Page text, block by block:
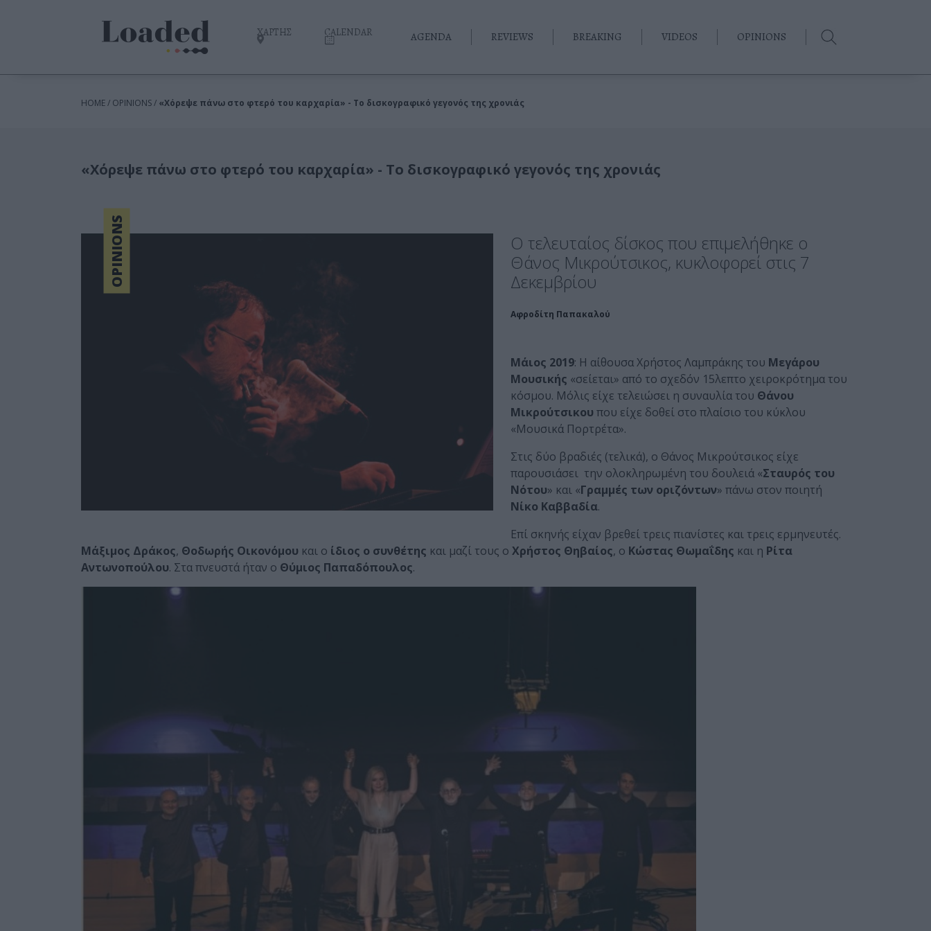
ΧΑΡΤΗΣ CALENDAR AGENDA REVIEWS BREAKING VIDEOS OPINIONS
HOME / OPINIONS / «Χόρεψε πάνω στο φτερό του καρχαρία» - Το δισκογραφικό γεγονός της χρονιάς
«Χόρεψε πάνω στο φτερό του καρχαρία» - Το δισκογραφικό γεγονός της χρονιάς
OPINIONS
Ο τελευταίος δίσκος που επιμελήθηκε ο
Θάνος Μικρούτσικος, κυκλοφορεί στις 7
Δεκεμβρίου
Αφροδίτη Παπακαλού
Μάιος 2019: Η αίθουσα Χρήστος Λαμπράκης του Μεγάρου
Μουσικής «σείεται» από το σχεδόν 15λεπτο χειροκρότημα του
κόσμου. Μόλις είχε τελειώσει η συναυλία του Θάνου
Μικρούτσικου που είχε δοθεί στο πλαίσιο του κύκλου
«Μουσικά Πορτρέτα».
Στις δύο βραδιές (τελικά), ο Θάνος Μικρούτσικος είχε
παρουσιάσει την ολοκληρωμένη του δουλειά «Σταυρός του
Νότου» και «Γραμμές των οριζόντων» πάνω στον ποιητή
Νίκο Καββαδία.
Επί σκηνής είχαν βρεθεί τρεις πιανίστες και τρεις ερμηνευτές.
Μάξιμος Δράκος, Θοδωρής Οικονόμου και ο ίδιος ο συνθέτης και μαζί τους ο Χρήστος Θηβαίος, ο Κώστας Θωμαΐδης και η Ρίτα
Αντωνοπούλου. Στα πνευστά ήταν ο Θύμιος Παπαδόπουλος.